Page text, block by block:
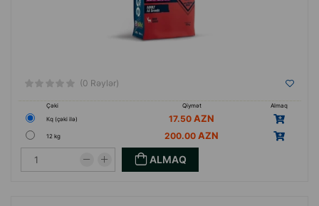
(0 Rəylər)
Çəki Qiymət
Almaq
Кq (çəki ilə)
17.50
12 kg 200.00
ALMAQ